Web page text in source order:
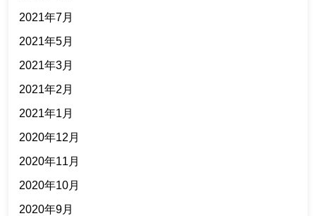
2021年7月
2021年5月
2021年3月
2021年2月
2021年1月
2020年12月
2020年11月
2020年10月
2020年9月